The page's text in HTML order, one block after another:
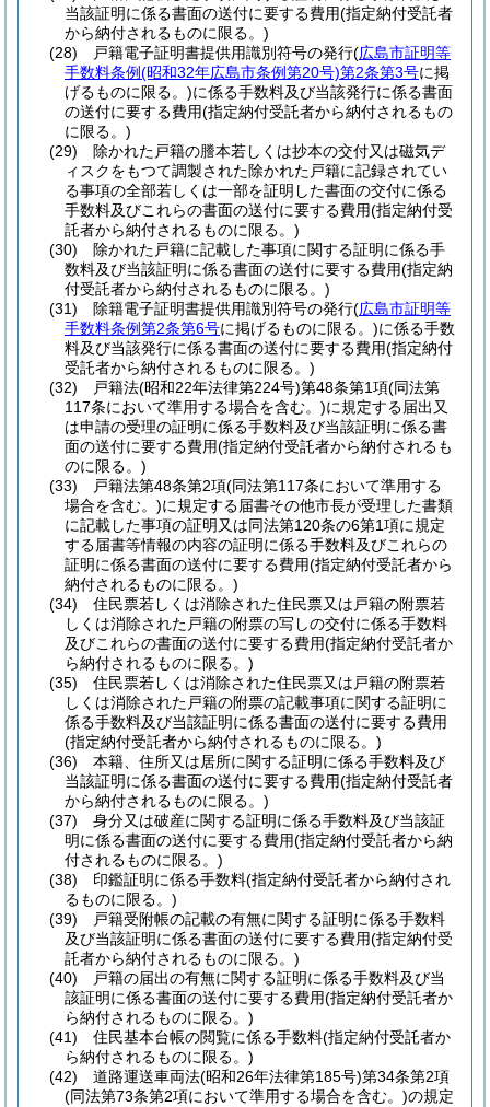
当該証明に係る書面の送付に要する費用(指定納付受託者
から納付されるものに限る。)
(28)
戸籍電子証明書提供用識別符号の発行(広島市証明等
手数料条例(昭和32年広島市条例第20号)第2条第3号に掲
げるものに限る。)に係る手数料及び当該発行に係る書面
の送付に要する費用(指定納付受託者から納付されるもの
に限る。)
(29)
除かれた戸籍の謄本若しくは抄本の交付又は磁気デ
ィスクをもつて調製された除かれた戸籍に記録されてい
る事項の全部若しくは一部を証明した書面の交付に係る
手数料及びこれらの書面の送付に要する費用(指定納付受
託者から納付されるものに限る。)
(30)
除かれた戸籍に記載した事項に関する証明に係る手
数料及び当該証明に係る書面の送付に要する費用(指定納
付受託者から納付されるものに限る。)
(31)
除籍電子証明書提供用識別符号の発行(広島市証明等
手数料条例第2条第6号に掲げるものに限る。)に係る手数
料及び当該発行に係る書面の送付に要する費用(指定納付
受託者から納付されるものに限る。)
(32)
戸籍法(昭和22年法律第224号)第48条第1項(同法第
117条において準用する場合を含む。)に規定する届出又
は申請の受理の証明に係る手数料及び当該証明に係る書
面の送付に要する費用(指定納付受託者から納付されるも
のに限る。)
(33)
戸籍法第48条第2項(同法第117条において準用する
場合を含む。)に規定する届書その他市長が受理した書類
に記載した事項の証明又は同法第120条の6第1項に規定
する届書等情報の内容の証明に係る手数料及びこれらの
証明に係る書面の送付に要する費用(指定納付受託者から
納付されるものに限る。)
(34)
住民票若しくは消除された住民票又は戸籍の附票若
しくは消除された戸籍の附票の写しの交付に係る手数料
及びこれらの書面の送付に要する費用(指定納付受託者か
ら納付されるものに限る。)
(35)
住民票若しくは消除された住民票又は戸籍の附票若
しくは消除された戸籍の附票の記載事項に関する証明に
係る手数料及び当該証明に係る書面の送付に要する費用
(指定納付受託者から納付されるものに限る。)
(36)
本籍、住所又は居所に関する証明に係る手数料及び
当該証明に係る書面の送付に要する費用(指定納付受託者
から納付されるものに限る。)
(37)
身分又は破産に関する証明に係る手数料及び当該証
明に係る書面の送付に要する費用(指定納付受託者から納
付されるものに限る。)
(38)
印鑑証明に係る手数料(指定納付受託者から納付され
るものに限る。)
(39)
戸籍受附帳の記載の有無に関する証明に係る手数料
及び当該証明に係る書面の送付に要する費用(指定納付受
託者から納付されるものに限る。)
(40)
戸籍の届出の有無に関する証明に係る手数料及び当
該証明に係る書面の送付に要する費用(指定納付受託者か
ら納付されるものに限る。)
(41)
住民基本台帳の閲覧に係る手数料(指定納付受託者か
ら納付されるものに限る。)
(42)
道路運送車両法(昭和26年法律第185号)第34条第2項
(同法第73条第2項において準用する場合を含む。)の規定